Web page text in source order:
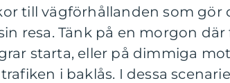
till vägförhållanden som
resa. Tänk på en morgon där
starta, eller på dimmiga
i baklås. I dessa